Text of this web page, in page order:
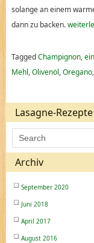
solange an einem
dann zu backen.
TaggedChampignon,
Mehl,Olivenöl,Oregano,
Lasagne-
Archiv
September 2020
Juni 2018
April 2017
August 2016